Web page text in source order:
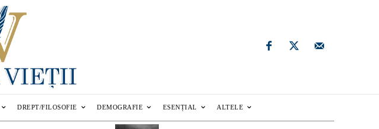
DREPT/FILOSOFIE DEMOGRAFIE ESENȚIAL ALTELE